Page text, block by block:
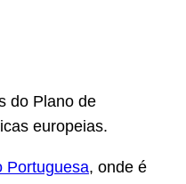
do Plano de
europeias.
Portuguesa, onde é